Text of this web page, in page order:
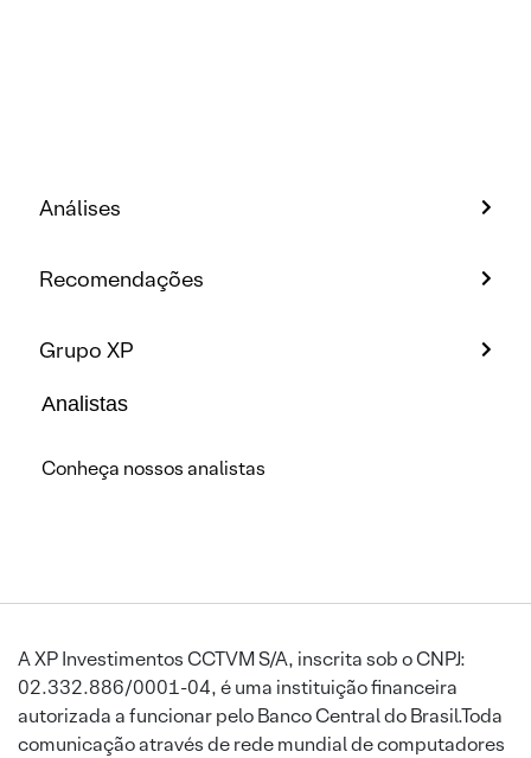
Análises
Recomendações
Grupo XP
Analistas
Conheça nossos analistas
A XP Investimentos CCTVM S/A, inscrita sob o CNPJ:
02.332.886/0001-04, é uma instituição financeira
autorizada a funcionar pelo Banco Central do Brasil.Toda
comunicação através de rede mundial de computadores